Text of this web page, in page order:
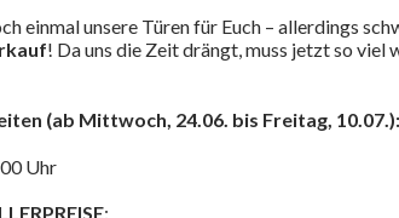
0 Products 0 Products
0
Auswahl entsprechen.
einmal unsere Türen für Euch – allerdings
! Da uns die Zeit drängt, muss jetzt so viel
(ab Mittwoch, 24.06. bis Freitag, 10.07.):
Uhr
: